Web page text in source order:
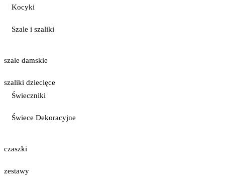
Kocyki
Szale i szaliki
szale damskie
szaliki dziecięce
Świeczniki
Świece Dekoracyjne
czaszki
zestawy